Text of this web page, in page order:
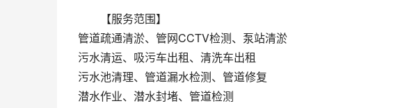
【服务范围】
管道疏通清淤、管网CCTV检测、泵站清淤
污水清运、吸污车出租、清洗车出租
污水池清理、管道漏水检测、管道修复
潜水作业、潜水封堵、管道检测